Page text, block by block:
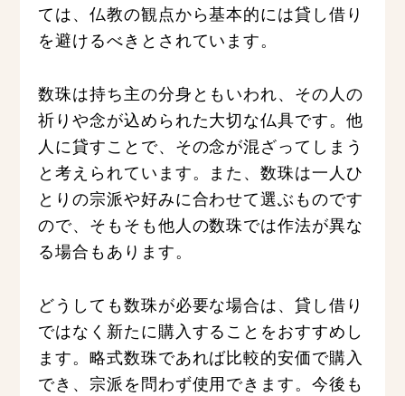
ては、仏教の観点から基本的には貸し借り
を避けるべきとされています。
数珠は持ち主の分身ともいわれ、その人の
祈りや念が込められた大切な仏具です。他
人に貸すことで、その念が混ざってしまう
と考えられています。また、数珠は一人ひ
とりの宗派や好みに合わせて選ぶものです
ので、そもそも他人の数珠では作法が異な
る場合もあります。
どうしても数珠が必要な場合は、貸し借り
ではなく新たに購入することをおすすめし
ます。略式数珠であれば比較的安価で購入
でき、宗派を問わず使用できます。今後も